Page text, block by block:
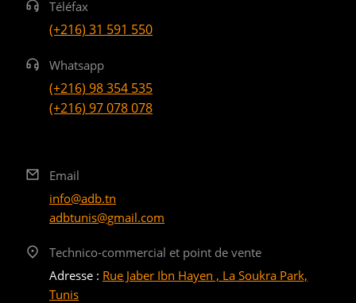
Téléfax
(+216) 31 591 550
Whatsapp
(+216) 98 354 535
(+216) 97 078 078
Email
info@adb.tn
adbtunis@gmail.com
Technico-commercial et point de vente
Adresse : Rue Jaber Ibn Hayen , La Soukra Park,
Tunis